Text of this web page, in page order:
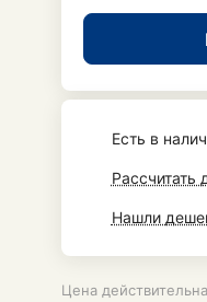
Есть в
Рассчитать
Нашли
Цена